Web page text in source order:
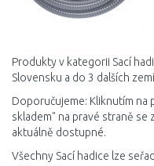
Produkty v kategorii Sací
Slovensku a do 3 dalších
Doporučujeme: Kliknutím
skladem" na pravé straně se
aktuálně dostupné.
Všechny Sací hadice lze